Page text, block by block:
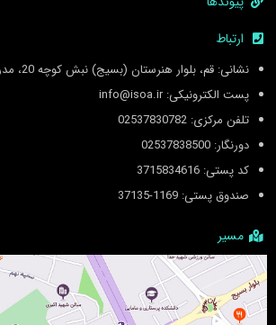
ارتباط
نشانی: قم، بلوار هنرستان (بسیج) نبش کوچه 20، مدرسه اسلامی هنر
پست الکترونیکی: info@isoa.ir
تلفن مرکزی: 02537830782
دورنگار: 02537838500
کد پستی: 3715834616
صندوق پستی: 1169-37135
مسیر